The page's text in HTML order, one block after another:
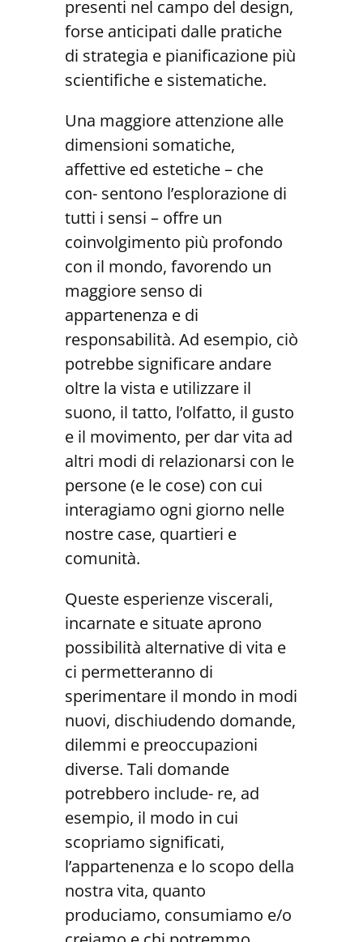
presenti nel campo del design,
forse anticipati dalle pratiche
di strategia e pianificazione più
scientifiche e sistematiche.
Una maggiore attenzione alle
dimensioni somatiche,
affettive ed estetiche – che
con- sentono l’esplorazione di
tutti i sensi – offre un
coinvolgimento più profondo
con il mondo, favorendo un
maggiore senso di
appartenenza e di
responsabilità. Ad esempio, ciò
potrebbe significare andare
oltre la vista e utilizzare il
suono, il tatto, l’olfatto, il gusto
e il movimento, per dar vita ad
altri modi di relazionarsi con le
persone (e le cose) con cui
interagiamo ogni giorno nelle
nostre case, quartieri e
comunità.
Queste esperienze viscerali,
incarnate e situate aprono
possibilità alternative di vita e
ci permetteranno di
sperimentare il mondo in modi
nuovi, dischiudendo domande,
dilemmi e preoccupazioni
diverse. Tali domande
potrebbero include- re, ad
esempio, il modo in cui
scopriamo significati,
l’appartenenza e lo scopo della
nostra vita, quanto
produciamo, consumiamo e/o